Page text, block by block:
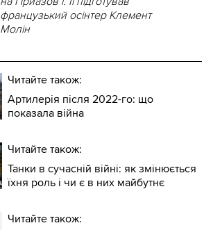
французький осінтер Клемент
Молін
Читайте також:
Артилерія після 2022-го: що
показала війна
Читайте також:
Танки в сучасній війні: як змінюється
їхня роль і чи є в них майбутнє
Читайте також: